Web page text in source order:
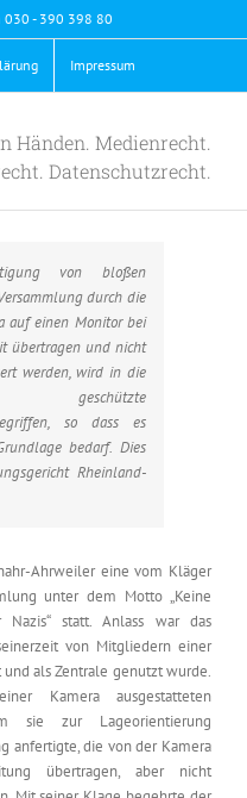
030 - 390 398 80
Impressum
Händen. Medienrecht.
Datenschutzrecht.
von bloßen
durch die
auf einen Monitor bei
übertragen und nicht
werden, wird in die
geschützte
so dass es
bedarf. Dies
Rheinland-
Ahrweiler eine vom Kläger
unter dem Motto „Keine
statt. Anlass war das
von Mitgliedern einer
als Zentrale genutzt wurde.
Kamera ausgestatteten
sie zur Lageorientierung
anfertigte, die von der Kamera
übertragen, aber nicht